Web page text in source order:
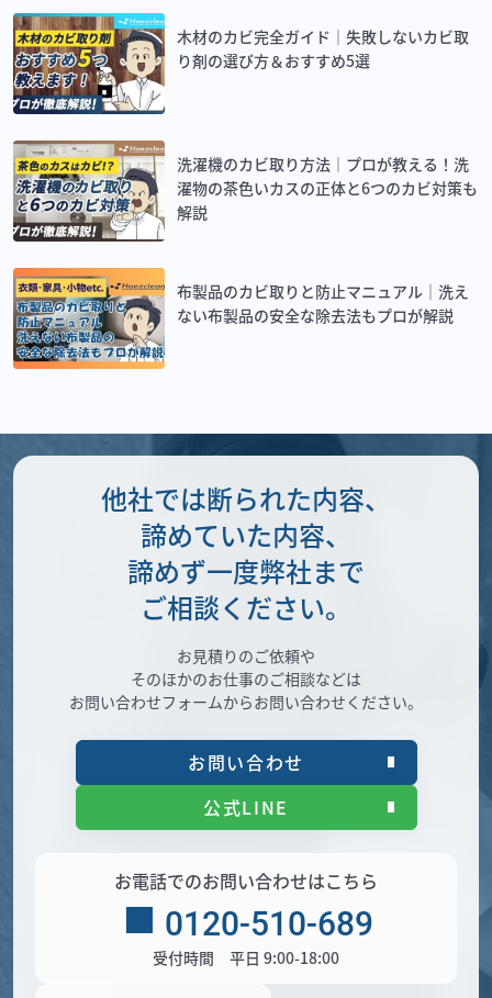
木材のカビ完全ガイド｜失敗しないカビ取
り剤の選び方＆おすすめ5選
洗濯機のカビ取り方法｜プロが教える！洗
濯物の茶色いカスの正体と6つのカビ対策も
解説
布製品のカビ取りと防止マニュアル｜洗え
ない布製品の安全な除去法もプロが解説
他社では断られた内容、
諦めていた内容、
諦めず一度弊社まで
ご相談ください。
お見積りのご依頼や
そのほかのお仕事のご相談などは
お問い合わせフォームからお問い合わせください。
お問い合わせ
公式LINE
お電話でのお問い合わせはこちら
0120-510-689
受付時間 平日 9:00-18:00